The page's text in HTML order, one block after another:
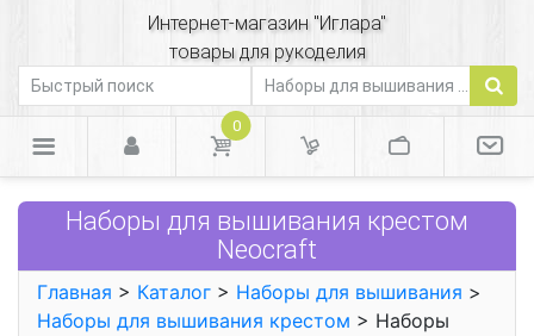
Интернет-магазин "Иглара"
товары для рукоделия
0
Наборы для вышивания крестом
Neocraft
Главная > Каталог > Наборы для вышивания >
Наборы для вышивания крестом > Наборы